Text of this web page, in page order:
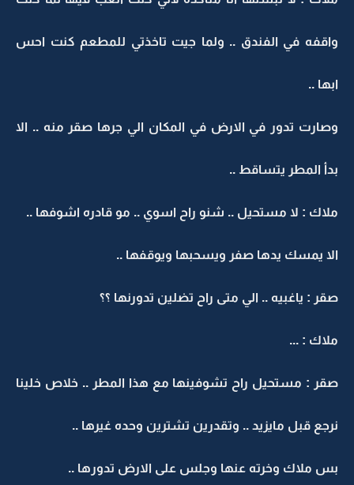
واقفه في الفندق .. ولما جيت تاخذتي للمطعم كنت احس
ابها ..
وصارت تدور في الارض في المكان الي جرها صقر منه .. الا
بدأ المطر يتساقط ..
ملاك : لا مستحيل .. شنو راح اسوي .. مو قادره اشوفها ..
الا يمسك يدها صفر ويسحبها ويوقفها ..
صقر : ياغبيه .. الي متى راح تضلين تدورنها ؟؟
ملاك : ...
صقر : مستحيل راح تشوفينها مع هذا المطر .. خلاص خلينا
نرجع قبل مايزيد .. وتقدرين تشترين وحده غيرها ..
بس ملاك وخرته عنها وجلس على الارض تدورها ..